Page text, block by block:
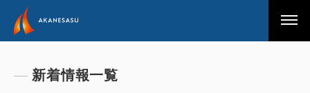
アカネサス
新着情報一覧